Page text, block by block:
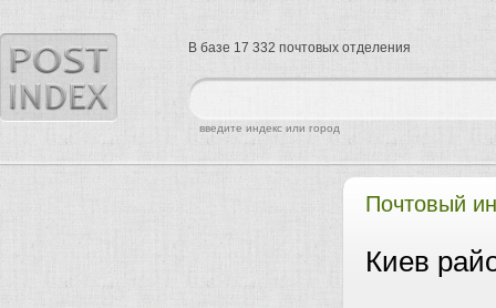
Почтовый
Киев
найти
введите индекс или город
В базе 17 332 почтовых отделения